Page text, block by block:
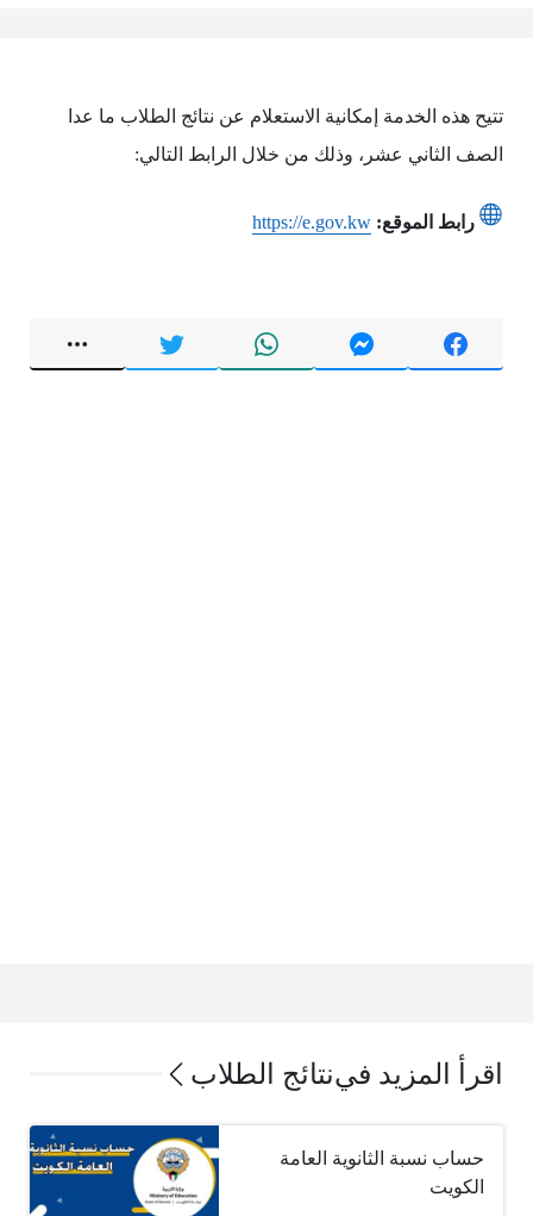
تتيح هذه الخدمة إمكانية الاستعلام عن نتائج الطلاب ما عدا
الصف الثاني عشر، وذلك من خلال الرابط التالي:
رابط الموقع: https://e.gov.kw
اقرأ المزيد فينتائج الطلاب
حساب نسبة الثانوية العامة
الكويت